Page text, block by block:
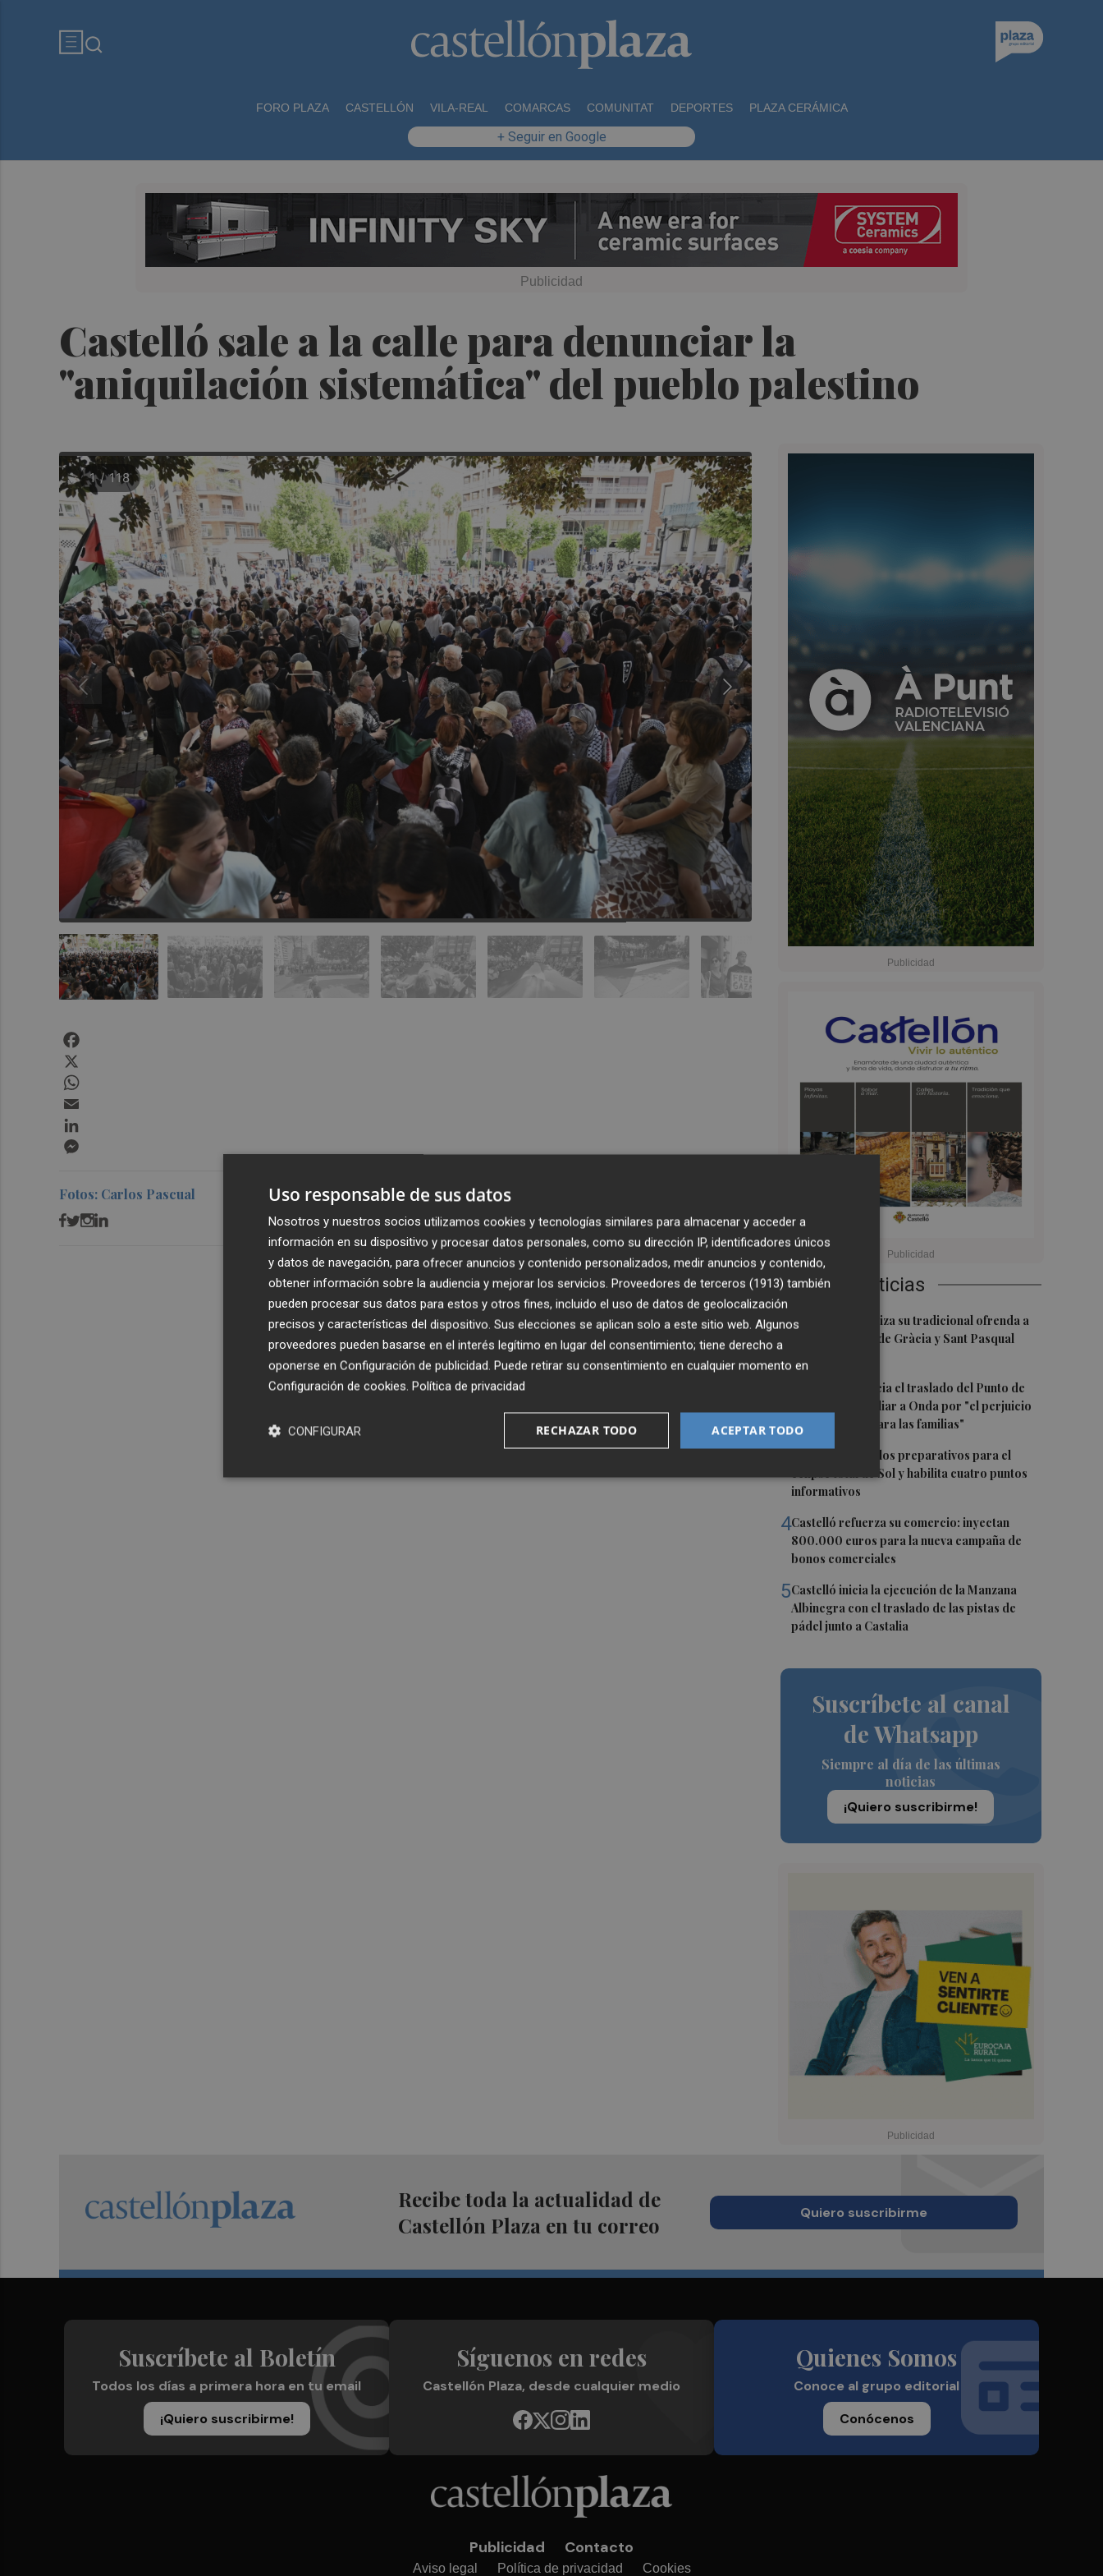
FORO PLAZA CASTELLÓN VILA-REAL COMARCAS COMUNITAT DEPORTES PLAZA CERÁMICA
+ Seguir en Google
Castelló sale a la calle para denunciar la
"aniquilación sistemática" del pueblo palestino
1 / 118
Últimas Noticias
1El Villarreal realiza su tradicional ofrenda a
la Mare de Déu de Gràcia y Sant Pasqual
Vila-real denuncia el traslado del Punto de
Encuentro Familiar a Onda por "el perjuicio
que supondrá para las familias"
3 Oropesa ultima los preparativos para el
eclipse total de Sol y habilita cuatro puntos
informativos
4Castelló refuerza su comercio: inyectan
800.000 euros para la nueva campaña de
bonos comerciales
5Castelló inicia la ejecución de la Manzana
Albinegra con el traslado de las pistas de
pádel junto a Castalia
Suscríbete al canal
de Whatsapp
Siempre al día de las últimas
noticias
¡Quiero suscribirme!
Fotos: Carlos Pascual
Actualizado: 16/06/2025 · 17:38
Recibe toda la actualidad de
Castellón Plaza en tu correo
Quiero suscribirme
Suscríbete al Boletín
Todos los días a primera hora en tu email
¡Quiero suscribirme!
Síguenos en redes
Castellón Plaza, desde cualquier medio
Quienes Somos
Conoce al grupo editorial
Conócenos
Publicidad Contacto
Aviso legal Política de privacidad Cookies
Uso responsable de sus datos
Nosotros y nuestros socios utilizamos cookies y tecnologías similares para almacenar y acceder a
información en su dispositivo y procesar datos personales, como su dirección IP, identificadores únicos
y datos de navegación, para ofrecer anuncios y contenido personalizados, medir anuncios y contenido,
obtener información sobre la audiencia y mejorar los servicios. Proveedores de terceros (1913) también
pueden procesar sus datos para estos y otros fines, incluido el uso de datos de geolocalización
precisos y características del dispositivo. Sus elecciones se aplican solo a este sitio web. Algunos
proveedores pueden basarse en el interés legítimo en lugar del consentimiento; tiene derecho a
oponerse en Configuración de publicidad. Puede retirar su consentimiento en cualquier momento en
Configuración de cookies. Política de privacidad
ACEPTAR TODO
RECHAZAR TODO
CONFIGURAR